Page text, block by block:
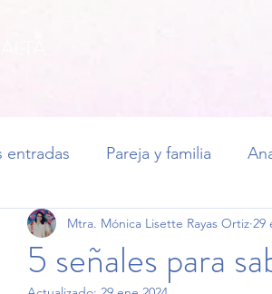
entradas Pareja y familia
5 señales para
Mtra. Mónica Lisette Rayas Ortiz 29